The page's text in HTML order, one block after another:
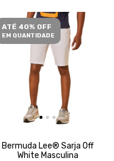
ATÉ 40% OFF
EM QUANTIDADE
Bermuda Lee® Sarja Off
White Masculina